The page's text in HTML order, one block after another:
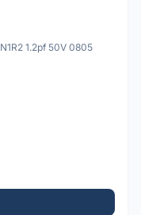
1.2pf 50V 0805